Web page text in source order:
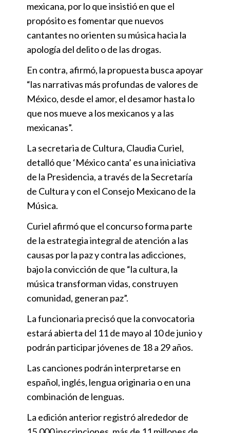
mexicana, por lo que insistió en que el
propósito es fomentar que nuevos
cantantes no orienten su música hacia la
apología del delito o de las drogas.
En contra, afirmó, la propuesta busca apoyar
“las narrativas más profundas de valores de
México, desde el amor, el desamor hasta lo
que nos mueve a los mexicanos y a las
mexicanas”.
La secretaria de Cultura, Claudia Curiel,
detalló que ‘México canta’ es una iniciativa
de la Presidencia, a través de la Secretaría
de Cultura y con el Consejo Mexicano de la
Música.
Curiel afirmó que el concurso forma parte
de la estrategia integral de atención a las
causas por la paz y contra las adicciones,
bajo la convicción de que “la cultura, la
música transforman vidas, construyen
comunidad, generan paz”.
La funcionaria precisó que la convocatoria
estará abierta del 11 de mayo al 10 de junio y
podrán participar jóvenes de 18 a 29 años.
Las canciones podrán interpretarse en
español, inglés, lengua originaria o en una
combinación de lenguas.
La edición anterior registró alrededor de